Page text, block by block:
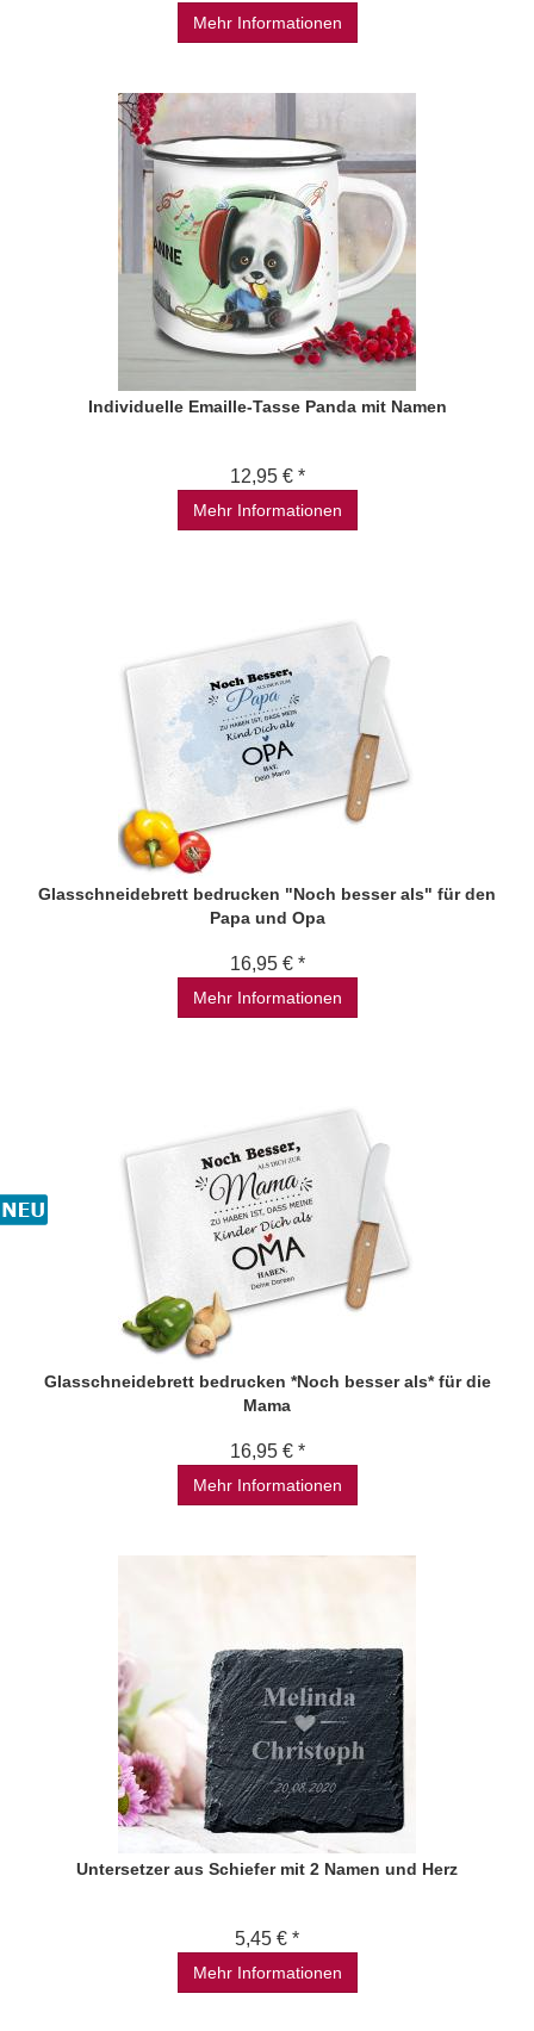
Mehr Informationen
Individuelle Emaille-Tasse Panda mit Namen
12,95 € *
Mehr Informationen
Glasschneidebrett bedrucken "Noch besser als" für den
Papa und Opa
16,95 € *
Mehr Informationen
Glasschneidebrett bedrucken *Noch besser als* für die
Mama
16,95 € *
Mehr Informationen
Untersetzer aus Schiefer mit 2 Namen und Herz
5,45 € *
Mehr Informationen